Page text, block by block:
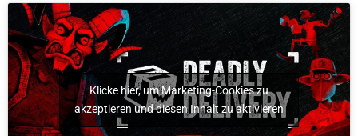
Klicke hier, um Marketing-Cookies zu
akzeptieren und diesen Inhalt zu aktivieren